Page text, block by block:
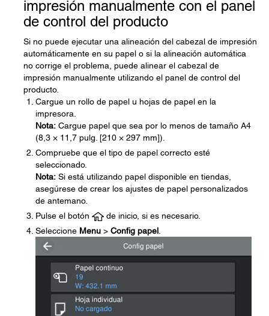
impresión manualmente con el panel
de control del producto
Si no puede ejecutar una alineación del cabezal de impresión
automáticamente en su papel o si la alineación automática
no corrige el problema, puede alinear el cabezal de
impresión manualmente utilizando el panel de control del
producto.
Cargue un rollo de papel u hojas de papel en la
impresora.
Nota: Cargue papel que sea por lo menos de tamaño A4
(8,3 × 11,7 pulg. [210 × 297 mm]).
Compruebe que el tipo de papel correcto esté
seleccionado.
Nota: Si está utilizando papel disponible en tiendas,
asegúrese de crear los ajustes de papel personalizados
de antemano.
Pulse el botón
de inicio, si es necesario.
Seleccione Menu > Config papel